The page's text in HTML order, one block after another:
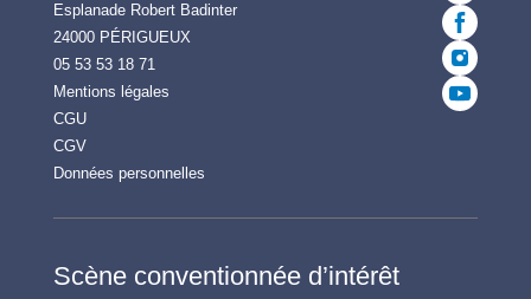
Esplanade Robert Badinter
24000 PÉRIGUEUX
05 53 53 18 71
Mentions légales
CGU
CGV
Données personnelles
Scène conventionnée d’intérêt